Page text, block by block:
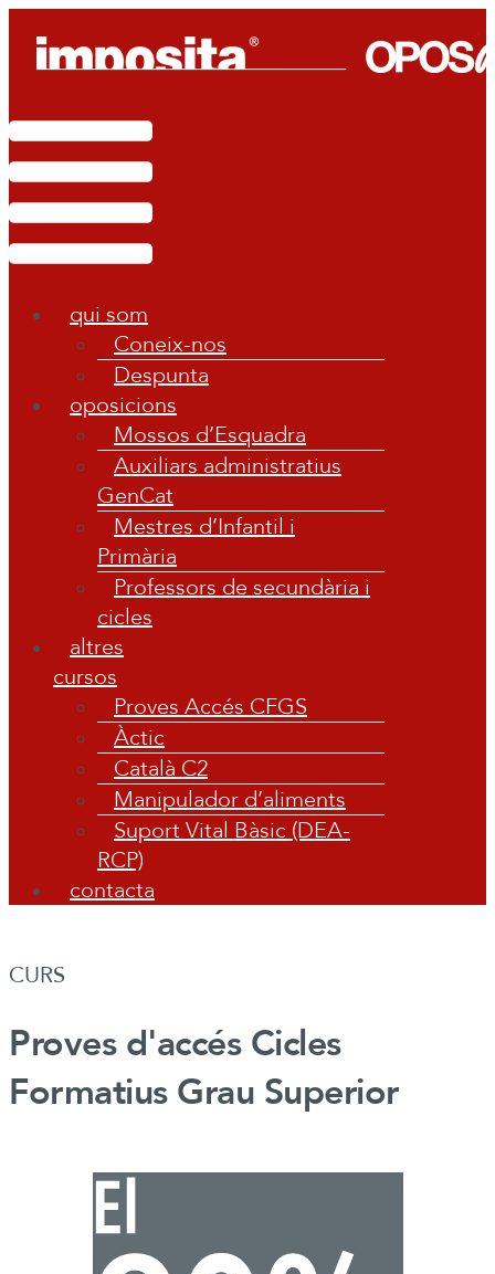
contingut
Main
Menu
qui som
Coneix-nos
Despunta
oposicions
Mossos d’Esquadra
Auxiliars administratius
GenCat
Mestres d’Infantil i
Primària
Professors de secundària i
cicles
altres
cursos
Proves Accés CFGS
Àctic
Català C2
Manipulador d’aliments
Suport Vital Bàsic (DEA-
RCP)
contacta
CURS
Proves d'accés Cicles
Formatius Grau Superior